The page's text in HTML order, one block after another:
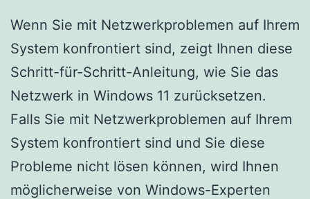
Wenn Sie mit Netzwerkproblemen auf Ihrem
System konfrontiert sind, zeigt Ihnen diese
Schritt-für-Schritt-Anleitung, wie Sie das
Netzwerk in Windows 11 zurücksetzen.
Falls Sie mit Netzwerkproblemen auf Ihrem
System konfrontiert sind und Sie diese
Probleme nicht lösen können, wird Ihnen
möglicherweise von Windows-Experten